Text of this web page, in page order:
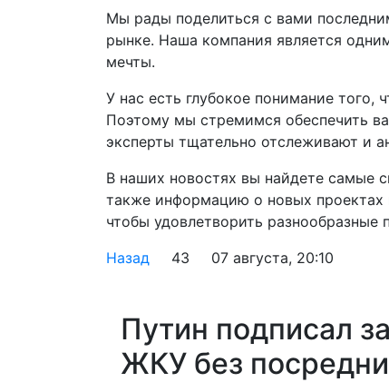
Мы рады поделиться с вами
рынке. Наша компания является
мечты.
У нас есть глубокое понимание
Поэтому мы стремимся обеспечить
эксперты тщательно отслеживают и
В наших новостях вы найдете самые
также информацию о новых
чтобы удовлетворить разнообразные
Назад
43 07 августа, 20:10
Путин подписал
ЖКУ без